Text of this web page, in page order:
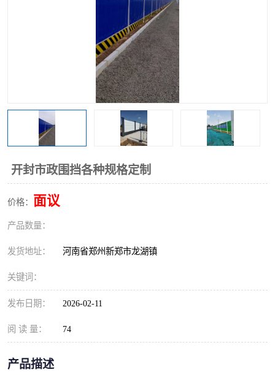
开封市政围挡各种规格定制
价格： 面议
产品数量：
发货地址： 河南省郑州新郑市龙湖镇
关键词：
发布日期： 2026-02-11
阅 读 量： 74
产品描述
生产加工单板复合围挡 市